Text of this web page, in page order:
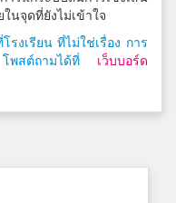
นจุดที่ยังไม่เข้าใจ
งเรียน ที่ไม่ใช่เรื่อง การ
โพสต์ถามได้ที่ เว็บบอร์ด